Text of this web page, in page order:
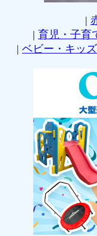
|
| 育児・子育
| ベビー・キッ